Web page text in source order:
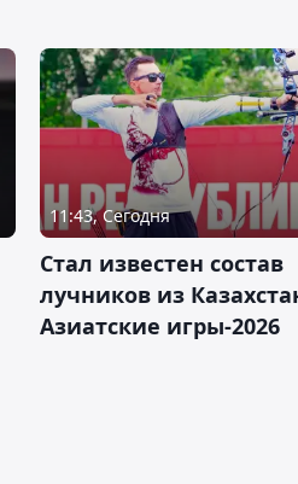
11:43, Сегодня
Стал известен состав
лучников из
Азиатские игры-2026